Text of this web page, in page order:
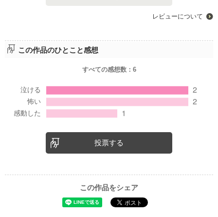
レビューについて
この作品のひとこと感想
すべての感想数： 6
投票する
この作品をシェア